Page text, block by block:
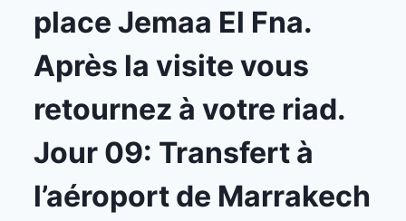
place Jemaa El Fna.
Après la visite vous
retournez à votre riad.
Jour 09: Transfert à
l’aéroport de Marrakech